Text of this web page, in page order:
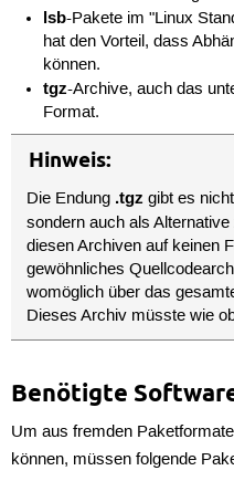
lsb-Pakete im "Linux
hat den Vorteil, dass
können.
tgz-Archive, auch das
Format.
Hinweis:
Die Endung .tgz gibt es
sondern auch als Alternative
diesen Archiven auf keinen
gewöhnliches
womöglich über das
Dieses Archiv müsste wie
Benötigte
Um aus fremden
können, müssen folgende